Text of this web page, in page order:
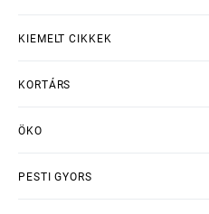
KIEMELT CIKKEK
KORTÁRS
ÖKO
PESTI GYORS